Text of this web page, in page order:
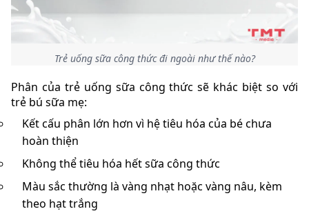
Trẻ uống sữa công thức đi ngoài như thế nào?
Phân của trẻ uống sữa công thức sẽ khác biệt so với
trẻ bú sữa mẹ:
Kết cấu phân lớn hơn vì hệ tiêu hóa của bé chưa
hoàn thiện
Không thể tiêu hóa hết sữa công thức
Màu sắc thường là vàng nhạt hoặc vàng nâu, kèm
theo hạt trắng